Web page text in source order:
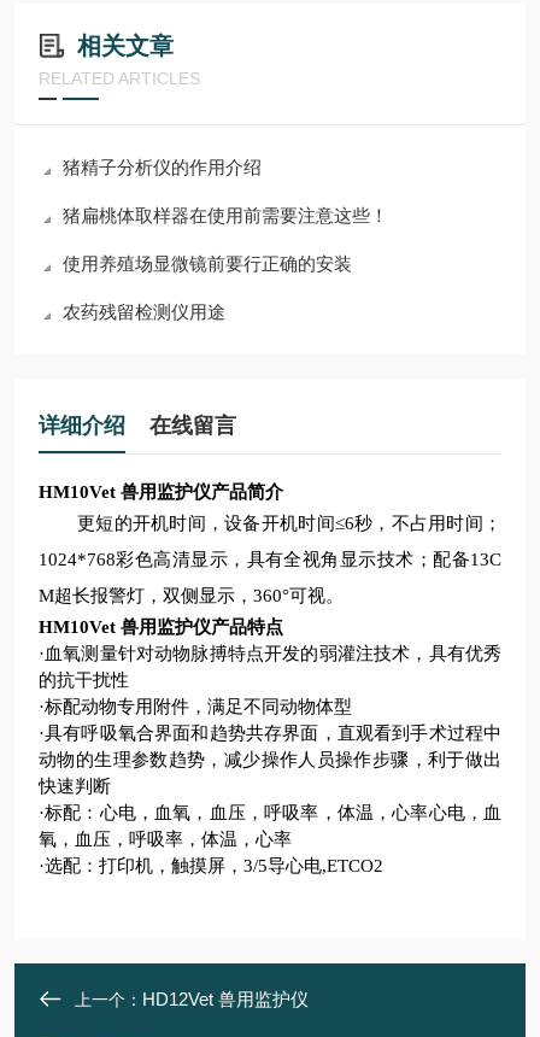
相关文章
RELATED ARTICLES
猪精子分析仪的作用介绍
猪扁桃体取样器在使用前需要注意这些！
使用养殖场显微镜前要行正确的安装
农药残留检测仪用途
详细介绍 在线留言
HM10Vet 兽用监护仪产品简介
更短的开机时间，设备开机时间≤6秒，不占用 时间 ；
1024*768彩色高清显示，具有全视角显示技术 ； 配备13C
M超长报警灯，双侧显示，360°可视。
HM10Vet 兽用监护仪产品特点
·血氧测量针对动物脉搏特点开发的弱灌注技术，具有优秀
的抗干扰性
·标配动物专用附件，满足不同动物体型
·具有呼吸氧合界面和趋势共存界面，直观看到手术过程中
动物的生理参数趋势，减少操作人员操作步骤，利于做出
快速判断
·标配：心电，血氧，血压，呼吸率，体温，心率心电，血
氧，血压，呼吸率，体温，心率
·选配：打印机，触摸屏，3/5导心电,ETCO2
上一个： HD12Vet 兽用监护仪